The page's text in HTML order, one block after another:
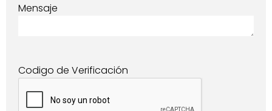
Mensaje
Codigo de Verificación